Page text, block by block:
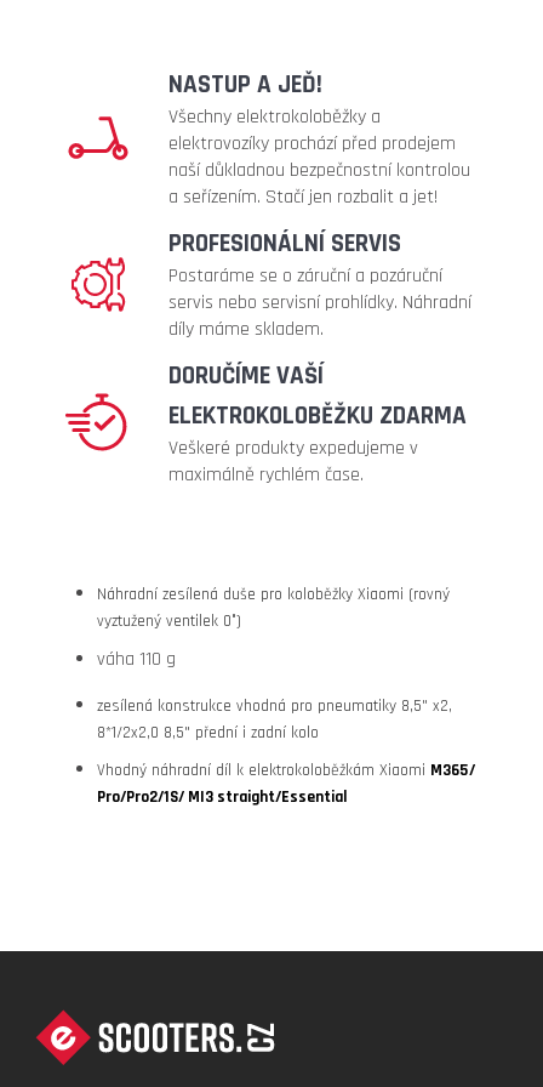
NASTUP A JEĎ!
Všechny elektrokoloběžky a
elektrovozíky prochází před prodejem
naší důkladnou bezpečnostní kontrolou
a seřízením. Stačí jen rozbalit a jet!
PROFESIONÁLNÍ SERVIS
Postaráme se o záruční a pozáruční
servis nebo servisní prohlídky. Náhradní
díly máme skladem.
DORUČÍME VAŠÍ
ELEKTROKOLOBĚŽKU ZDARMA
Veškeré produkty expedujeme v
maximálně rychlém čase.
Náhradní zesílená duše pro koloběžky Xiaomi (rovný
vyztužený ventilek 0°)
váha 110 g
zesílená konstrukce vhodná pro pneumatiky 8,5" x2,
8*1/2x2,0 8,5" přední i zadní kolo
Vhodný náhradní díl k elektrokoloběžkám Xiaomi M365/
Pro/Pro2/1S/ MI3 straight/Essential